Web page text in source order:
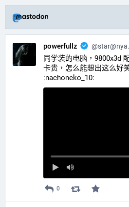
powerfullz @
同学装的电脑，9800x3d
卡贵，怎么能想出这么好
:nachoneko_10:​
0